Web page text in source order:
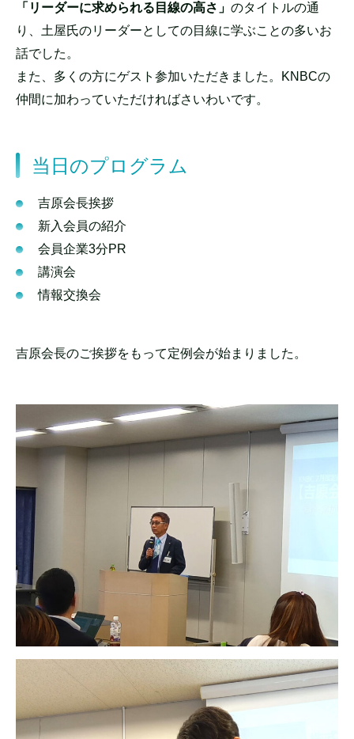
「リーダーに求められる目線の高さ」 のタイトルの通
り、土屋氏のリーダーとしての目線に学ぶことの多いお
話でした。
また、多くの方にゲスト参加いただきました。KNBCの
仲間に加わっていただければさいわいです。
当日のプログラム
吉原会長挨拶
新入会員の紹介
会員企業3分PR
講演会
情報交換会
吉原会長のご挨拶をもって定例会が始まりました。